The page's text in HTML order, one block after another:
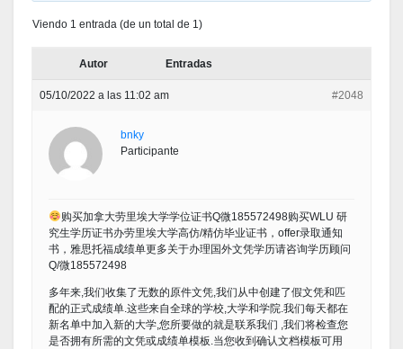
Viendo 1 entrada (de un total de 1)
Autor Entradas
05/10/2022 a las 11:02 am #2048
bnky
Participante
购买加拿大劳里埃大学学位证书Q微185572498购买WLU 研
究生学历证书办劳里埃大学高仿/精仿毕业证书，offer录取通知
书，雅思托福成绩单更多关于办理国外文凭学历请咨询学历顾问
Q/微185572498
多年来,我们收集了无数的原件文凭,我们从中创建了假文凭和匹
配的正式成绩单.这些来自全球的学校,大学和学院.我们每天都在
新名单中加入新的大学,您所要做的就是联系我们 ,我们将检查您
是否拥有所需的文凭或成绩单模板.当您收到确认文档模板可用